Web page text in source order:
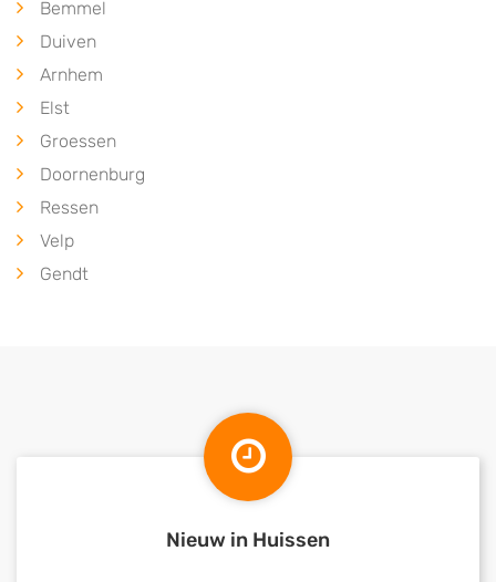
Bemmel
Duiven
Arnhem
Elst
Groessen
Doornenburg
Ressen
Velp
Gendt
Nieuw in Huissen